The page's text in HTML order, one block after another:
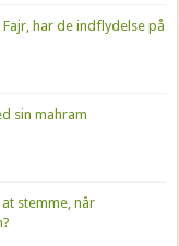
har de indflydelse på
sin mahram
stemme, når